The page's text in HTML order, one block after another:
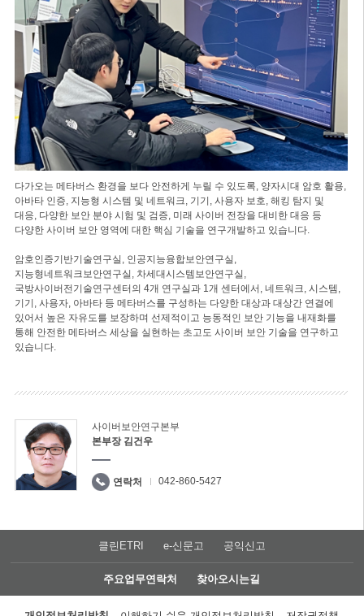
다가오는 메타버스 환경을 보다 안전하게 누릴 수 있도록, 양자시대 암호 활용,
아바타 인증, 지능형 시스템 및 네트워크, 기기, 사용자 보호, 해킹 탐지 및
대응, 다양한 보안 분야 시험 및 검증, 미래 사이버 전장을 대비한 대응 등
다양한 사이버 보안 영역에 대한 핵심 기술을 연구개발하고 있습니다.
암호인증기반기술연구실, 인공지능융합보안연구실,
지능형네트워크보안연구실, 차세대시스템보안연구실,
국방사이버전기술연구센터의 4개 연구실과 1개 센터에서, 네트워크, 시스템,
기기, 사용자, 아바타 등 메타버스를 구성하는 다양한 대상과 대상간 연결에
있어서 높은 자유도를 보장하며 선제적이고 능동적인 보안 기능을 내재화를
통해 안전한 메타버스 세상을 실현하는 초고도 사이버 보안 기술을 연구하고
있습니다.
사이버보안연구본부
본부장 김건우
연락처 042-860-5427
클린ETRI e-신문고 공익신고
주요업무연락처 찾아오시는길